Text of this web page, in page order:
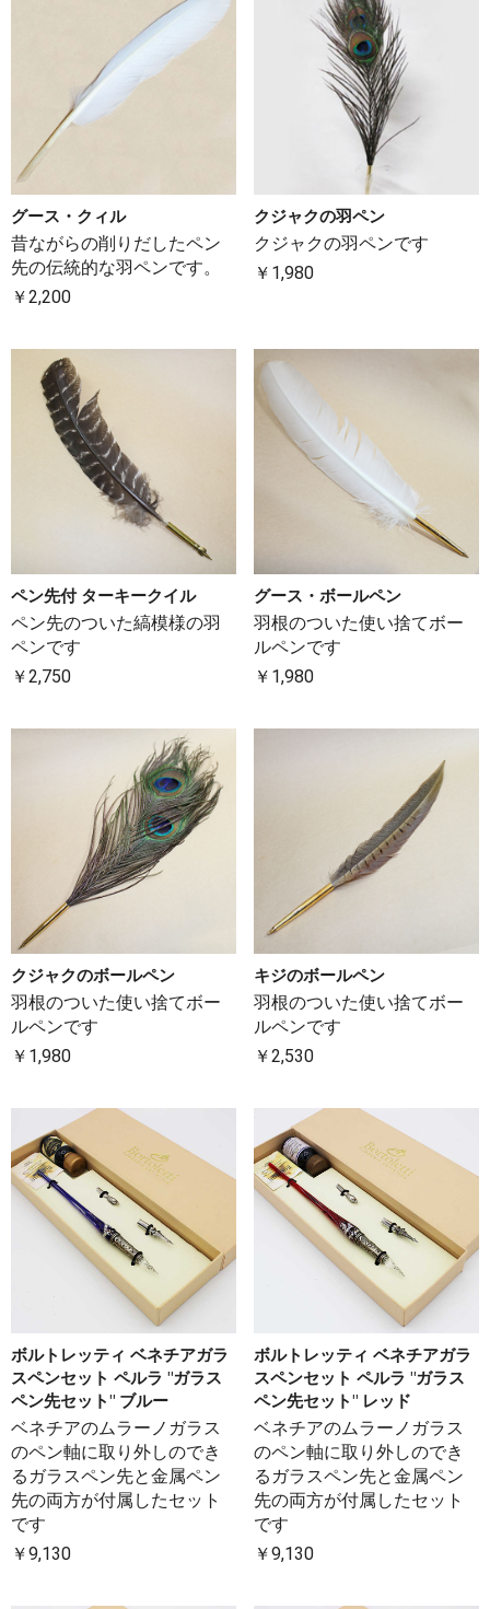
グース・クィル
昔ながらの削りだしたペン
先の伝統的な羽ペンです。
￥2,200
クジャクの羽ペン
クジャクの羽ペンです
￥1,980
ペン先付 ターキークイル
ペン先のついた縞模様の羽
ペンです
￥2,750
グース・ボールペン
羽根のついた使い捨てボー
ルペンです
￥1,980
クジャクのボールペン
羽根のついた使い捨てボー
ルペンです
￥1,980
キジのボールペン
羽根のついた使い捨てボー
ルペンです
￥2,530
ボルトレッティ ベネチアガラ
スペンセット ペルラ "ガラス
ペン先セット" ブルー
ベネチアのムラーノガラス
のペン軸に取り外しのでき
るガラスペン先と金属ペン
先の両方が付属したセット
です
￥9,130
ボルトレッティ ベネチアガラ
スペンセット ペルラ "ガラス
ペン先セット" レッド
ベネチアのムラーノガラス
のペン軸に取り外しのでき
るガラスペン先と金属ペン
先の両方が付属したセット
です
￥9,130